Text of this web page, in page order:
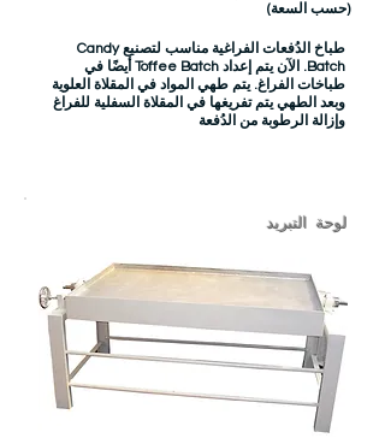
(حسب السعة)
طباخ الدُفعات الفراغية مناسب لتصنيع Candy
Batch. الآن يتم إعداد Toffee Batch أيضًا في
طباخات الفراغ. يتم طهي المواد في المقلاة العلوية
وبعد الطهي يتم تفريغها في المقلاة السفلية للفراغ
وإزالة الرطوبة من الدُفعة
لوحة التبريد